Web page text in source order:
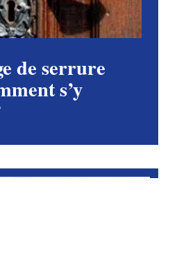
de serrure
s’y